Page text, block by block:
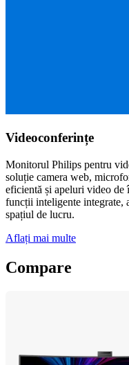
Videoconferințe
Monitorul Philips pentru
soluție camera web,
eficientă și apeluri video de
funcții inteligente integrate,
spațiul de lucru.
Aflați mai multe
Compare